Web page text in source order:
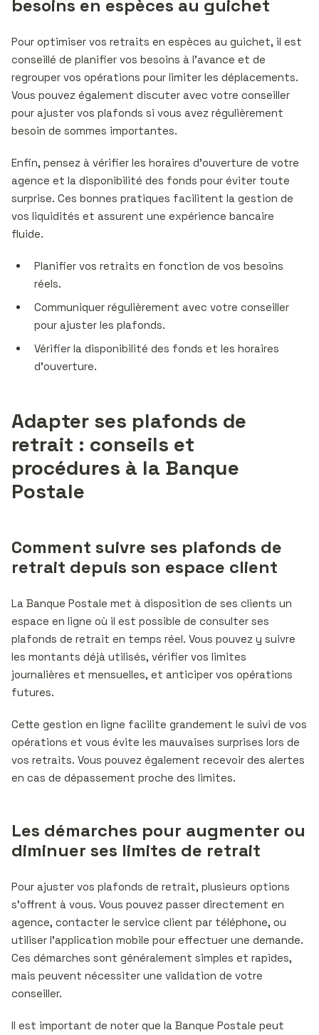
besoins en espèces au guichet
Pour optimiser vos retraits en espèces au guichet, il est
conseillé de planifier vos besoins à l’avance et de
regrouper vos opérations pour limiter les déplacements.
Vous pouvez également discuter avec votre conseiller
pour ajuster vos plafonds si vous avez régulièrement
besoin de sommes importantes.
Enfin, pensez à vérifier les horaires d’ouverture de votre
agence et la disponibilité des fonds pour éviter toute
surprise. Ces bonnes pratiques facilitent la gestion de
vos liquidités et assurent une expérience bancaire
fluide.
Planifier vos retraits en fonction de vos besoins
réels.
Communiquer régulièrement avec votre conseiller
pour ajuster les plafonds.
Vérifier la disponibilité des fonds et les horaires
d’ouverture.
Adapter ses plafonds de
retrait : conseils et
procédures à la Banque
Postale
Comment suivre ses plafonds de
retrait depuis son espace client
La Banque Postale met à disposition de ses clients un
espace en ligne où il est possible de consulter ses
plafonds de retrait en temps réel. Vous pouvez y suivre
les montants déjà utilisés, vérifier vos limites
journalières et mensuelles, et anticiper vos opérations
futures.
Cette gestion en ligne facilite grandement le suivi de vos
opérations et vous évite les mauvaises surprises lors de
vos retraits. Vous pouvez également recevoir des alertes
en cas de dépassement proche des limites.
Les démarches pour augmenter ou
diminuer ses limites de retrait
Pour ajuster vos plafonds de retrait, plusieurs options
s’offrent à vous. Vous pouvez passer directement en
agence, contacter le service client par téléphone, ou
utiliser l’application mobile pour effectuer une demande.
Ces démarches sont généralement simples et rapides,
mais peuvent nécessiter une validation de votre
conseiller.
Il est important de noter que la Banque Postale peut